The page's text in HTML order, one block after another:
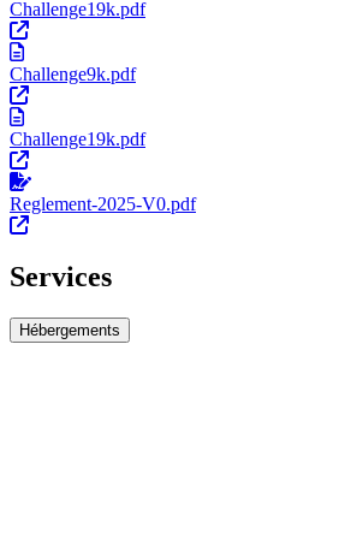
Challenge19k.pdf
Challenge9k.pdf
Challenge19k.pdf
Reglement-2025-V0.pdf
Services
Hébergements